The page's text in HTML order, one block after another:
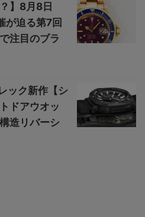
】8月8日
が迫る第7回
注目のブラ
ック新作【シ
ドアウオッ
造リバーシ